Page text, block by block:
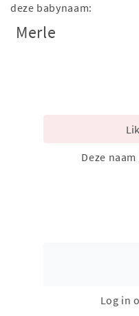
deze babynaam:
Merle
Deze naam
Log in